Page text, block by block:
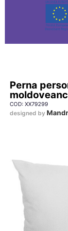
Perna
COD: XX79299
designed by